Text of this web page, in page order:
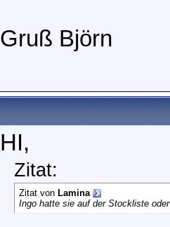
Gruß Björn
HI,
Zitat:
Zitat von Lamina
Ingo hatte sie auf der Stockliste